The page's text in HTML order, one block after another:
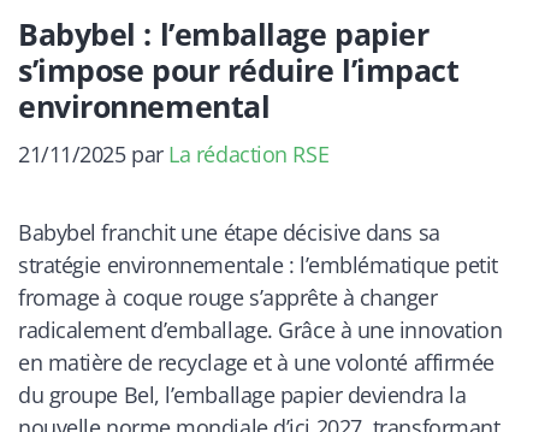
Babybel : l’emballage papier
s’impose pour réduire l’impact
environnemental
21/11/2025 par La rédaction RSE
Babybel franchit une étape décisive dans sa
stratégie environnementale : l’emblématique petit
fromage à coque rouge s’apprête à changer
radicalement d’emballage. Grâce à une innovation
en matière de recyclage et à une volonté affirmée
du groupe Bel, l’emballage papier deviendra la